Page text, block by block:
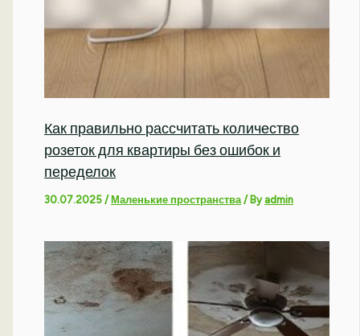
Как правильно рассчитать количество
розеток для квартиры без ошибок и
переделок
30.07.2025/ Маленькие пространства/ Byadmin